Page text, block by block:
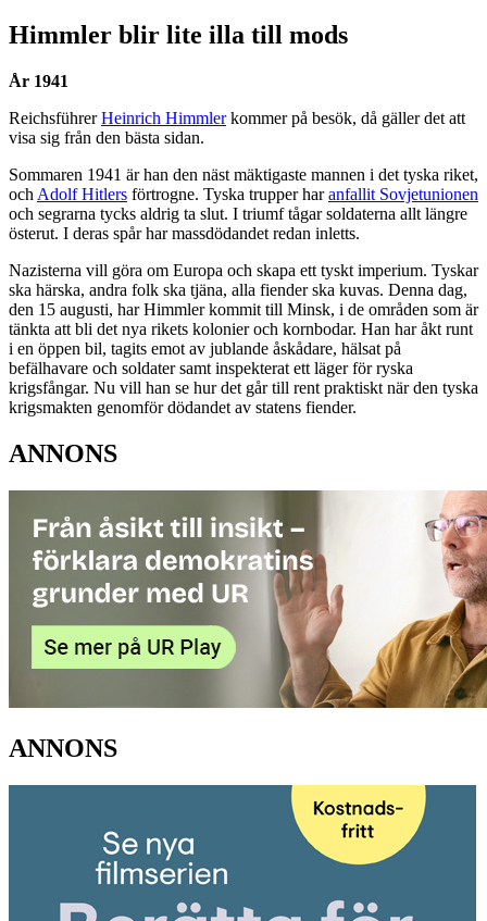
Himmler blir lite illa till mods
År 1941
ReichsführerHeinrich Himmlerkommer på besök, då gäller det att
visa sig från den bästa sidan.
Sommaren 1941 är han den näst mäktigaste mannen i det tyska riket,
och Adolf Hitlers förtrogne. Tyska trupper haranfallit Sovjetunionen
och segrarna tycks aldrig ta slut. I triumf tågar soldaterna allt längre
österut. I deras spår har massdödandet redan inletts.
Nazisterna vill göra om Europa och skapa ett tyskt imperium. Tyskar
ska härska, andra folk ska tjäna, alla fiender ska kuvas. Denna dag,
den 15 augusti, har Himmler kommit till Minsk, i de områden som är
tänkta att bli det nya rikets kolonier och kornbodar. Han har åkt runt
i en öppen bil, tagits emot av jublande åskådare, hälsat på
befälhavare och soldater samt inspekterat ett läger för ryska
krigsfångar. Nu vill han se hur det går till rent praktiskt när den tyska
krigsmakten genomför dödandet av statens fiender.
ANNONS
ANNONS